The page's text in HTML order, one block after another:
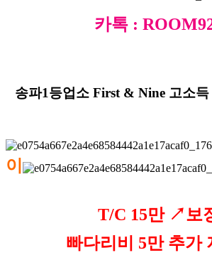
카톡 :
송파1등업소 First & Nine 고소
이
T/C 15만 ↗보
빠다리비 5만 추가